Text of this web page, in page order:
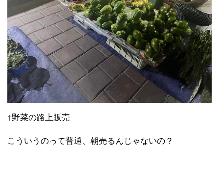
↑野菜の路上販売
こういうのって普通、朝売るんじゃないの？